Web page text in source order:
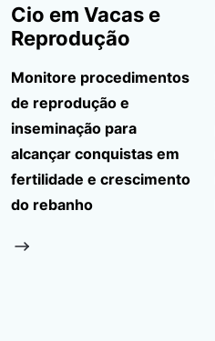
Cio em Vacas e
Reprodução
Monitore procedimentos
de reprodução e
inseminação para
alcançar conquistas em
fertilidade e crescimento
do rebanho